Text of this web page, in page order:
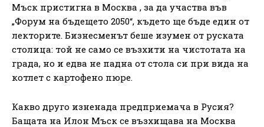
Мъск пристигна в Москва , за да участва във
„Форум на бъдещето 2050“, където ще бъде един от
лекторите. Бизнесменът беше изумен от руската
столица: той не само се възхити на чистотата на
града, но и едва не падна от стола си при вида на
котлет с картофено пюре.
Какво друго изненада предприемача в Русия?
Бащата на Илон Мъск се възхищава на Москва